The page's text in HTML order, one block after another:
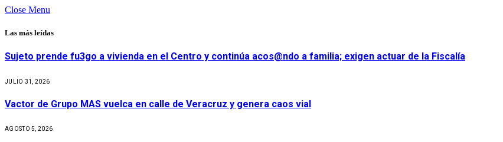
Close Menu
Las más leídas
Sujeto prende fu3go a vivienda en el Centro y continúa acos@ndo a familia; exigen actuar de la Fiscalía
JULIO 31, 2026
Vactor de Grupo MAS vuelca en calle de Veracruz y genera caos vial
AGOSTO 5, 2026